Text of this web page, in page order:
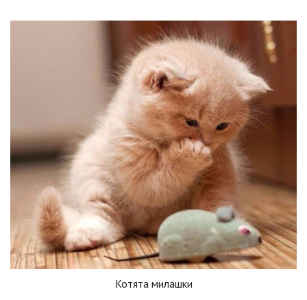
Котята милашки